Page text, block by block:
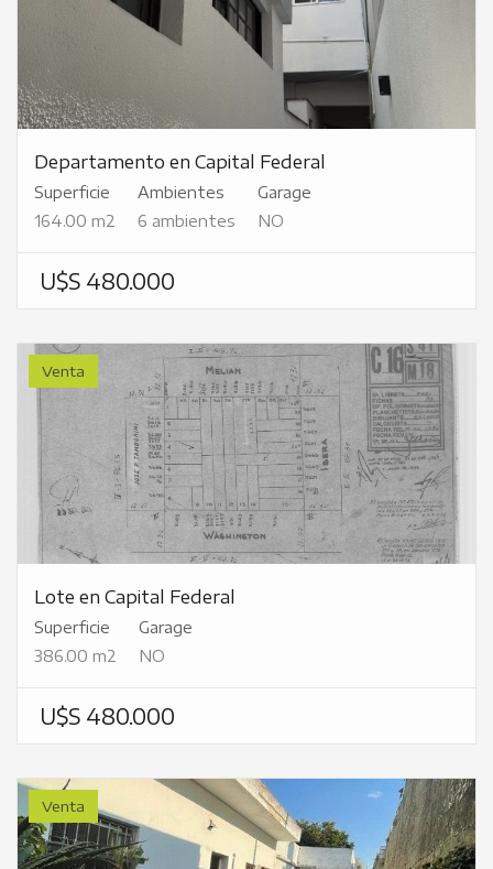
Departamento en Capital Federal
Superficie
164.00 m2
Ambientes
6 ambientes
Garage
NO
U$S 480.000
Venta
Lote en Capital Federal
Superficie
386.00 m2
Garage
NO
U$S 480.000
Venta